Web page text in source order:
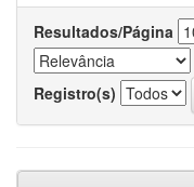
Resultados/Página
Registro(s)